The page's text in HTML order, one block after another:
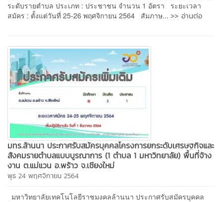
ระดับรายตำบล ประเภท : ประชาชน จำนวน 1 อัตรา ระยะเวลา
สมัคร : ตั้งแต่วันที่ 25-26 พฤศจิกายน 2564 สัมภาษ... >> อ่านต่อ
มทร.ล้านนา ประกาศรับสมัครบุคคลโครงการยกระดับเศรษฐกิจและ
สังคมรายตำบลแบบบูรณาการ (1 ตำบล 1 มหาวิทยาลัย) พื้นที่จ้าง
งาน ต.แม่แวน อ.พร้าว จ.เชียงใหม่
พุธ 24 พฤศจิกายน 2564
มหาวิทยาลัยเทคโนโลยีราชมงคลล้านนา ประกาศรับสมัครบุคคล